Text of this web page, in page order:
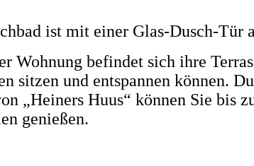
ist mit einer Glas-Dusch-Tür
Wohnung befindet sich ihre
sitzen und entspannen können.
„Heiners Huus“ können Sie bis
genießen.